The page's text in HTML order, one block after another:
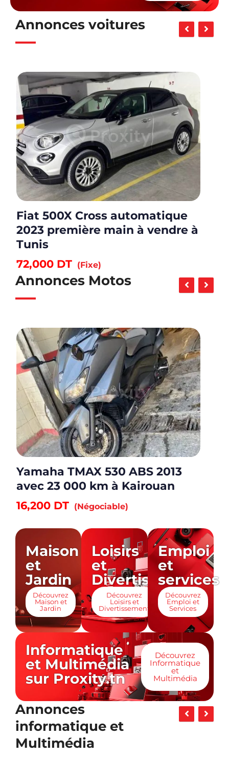
Annonces voitures
Fiat 500X Cross automatique
2023 première main à vendre à
Tunis
72,000 DT (Fixe)
Annonces Motos
Yamaha TMAX 530 ABS 2013
avec 23 000 km à Kairouan
16,200 DT (Négociable)
Maison
et
Jardin
Découvrez
Maison et
Jardin
Loisirs
et
Divertissement
Découvrez
Loisirs et
Divertissement
Emploi
et
services
Découvrez
Emploi et
Services
Informatique
et Multimédia
sur Proxity.tn
Découvrez
Informatique
et
Multimédia
Annonces
informatique et
Multimédia